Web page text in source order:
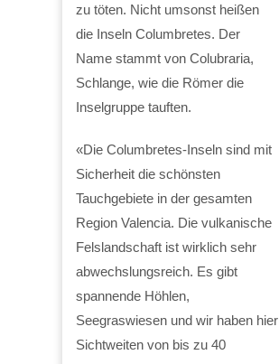
zu töten. Nicht umsonst heißen
die Inseln Columbretes. Der
Name stammt von Colubraria,
Schlange, wie die Römer die
Inselgruppe tauften.
«Die Columbretes-Inseln sind mit
Sicherheit die schönsten
Tauchgebiete in der gesamten
Region Valencia. Die vulkanische
Felslandschaft ist wirklich sehr
abwechslungsreich. Es gibt
spannende Höhlen,
Seegraswiesen und wir haben hier
Sichtweiten von bis zu 40